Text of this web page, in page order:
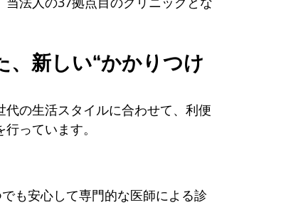
、新しい“かかりつけ
の生活スタイルに合わせて、利便
っています。
も安心して専門的な医師による診